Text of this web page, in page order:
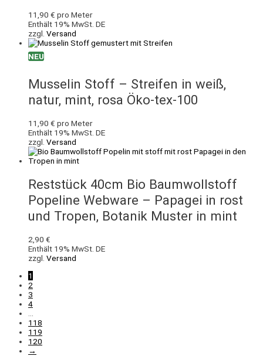
11,90 € pro Meter
Enthält 19% MwSt. DE
zzgl. Versand
NEU
Musselin Stoff – Streifen in weiß,
natur, mint, rosa Öko-tex-100
11,90 € pro Meter
Enthält 19% MwSt. DE
zzgl. Versand
Reststück 40cm Bio Baumwollstoff
Popeline Webware – Papagei in rost
und Tropen, Botanik Muster in mint
2,90 €
Enthält 19% MwSt. DE
zzgl. Versand
1
2
3
4
118
119
120
→